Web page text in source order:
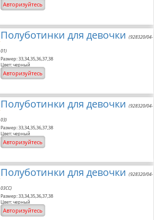
Авторизуйтесь
Полуботинки для девочки (928320/04-
01)
Размер: 33,34,35,36,37,38
Цвет: черный
Авторизуйтесь
Полуботинки для девочки (928320/04-
03)
Размер: 33,34,35,36,37,38
Цвет: черный
Авторизуйтесь
Полуботинки для девочки (928320/04-
03CC)
Размер: 33,34,35,36,37,38
Цвет: черный
Авторизуйтесь